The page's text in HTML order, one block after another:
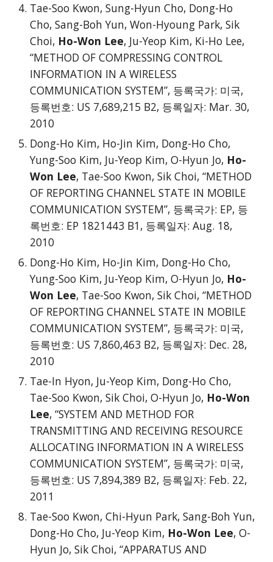
Tae-Soo Kwon, Sung-Hyun Cho, Dong-Ho
Cho, Sang-Boh Yun, Won-Hyoung Park, Sik
Choi, Ho-Won Lee, Ju-Yeop Kim, Ki-Ho Lee,
“METHOD OF COMPRESSING CONTROL
INFORMATION IN A WIRELESS
COMMUNICATION SYSTEM”, 등록국가: 미국,
등록번호: US 7,689,215 B2, 등록일자: Mar. 30,
2010
Dong-Ho Kim, Ho-Jin Kim, Dong-Ho Cho,
Yung-Soo Kim, Ju-Yeop Kim, O-Hyun Jo, Ho-
Won Lee, Tae-Soo Kwon, Sik Choi, “METHOD
OF REPORTING CHANNEL STATE IN MOBILE
COMMUNICATION SYSTEM”, 등록국가: EP, 등
록번호: EP 1821443 B1, 등록일자: Aug. 18,
2010
Dong-Ho Kim, Ho-Jin Kim, Dong-Ho Cho,
Yung-Soo Kim, Ju-Yeop Kim, O-Hyun Jo, Ho-
Won Lee, Tae-Soo Kwon, Sik Choi, “METHOD
OF REPORTING CHANNEL STATE IN MOBILE
COMMUNICATION SYSTEM”, 등록국가: 미국,
등록번호: US 7,860,463 B2, 등록일자: Dec. 28,
2010
Tae-In Hyon, Ju-Yeop Kim, Dong-Ho Cho,
Tae-Soo Kwon, Sik Choi, O-Hyun Jo, Ho-Won
Lee, “SYSTEM AND METHOD FOR
TRANSMITTING AND RECEIVING RESOURCE
ALLOCATING INFORMATION IN A WIRELESS
COMMUNICATION SYSTEM”, 등록국가: 미국,
등록번호: US 7,894,389 B2, 등록일자: Feb. 22,
2011
Tae-Soo Kwon, Chi-Hyun Park, Sang-Boh Yun,
Dong-Ho Cho, Ju-Yeop Kim, Ho-Won Lee, O-
Hyun Jo, Sik Choi, “APPARATUS AND